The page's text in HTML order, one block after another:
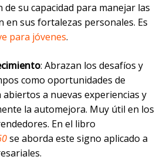
de su capacidad para manejar las
en sus fortalezas personales. Es
para jóvenes.
: Abrazan los desafíos y
como oportunidades de
abiertos a nuevas experiencias y
la automejora. Muy útil en los
En el libro
se aborda este signo aplicado a